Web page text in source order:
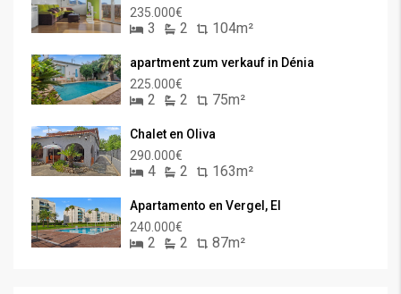
235.000€
3 2 104m²
apartment zum verkauf in Dénia
225.000€
2 2 75m²
Chalet en Oliva
290.000€
4 2 163m²
Apartamento en Vergel, El
240.000€
2 2 87m²